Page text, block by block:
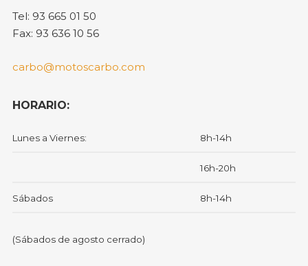
Tel: 93 665 01 50
Fax: 93 636 10 56
carbo@motoscarbo.com
HORARIO:
Lunes a Viernes: 8h-14h
16h-20h
Sábados 8h-14h
(Sábados de agosto cerrado)